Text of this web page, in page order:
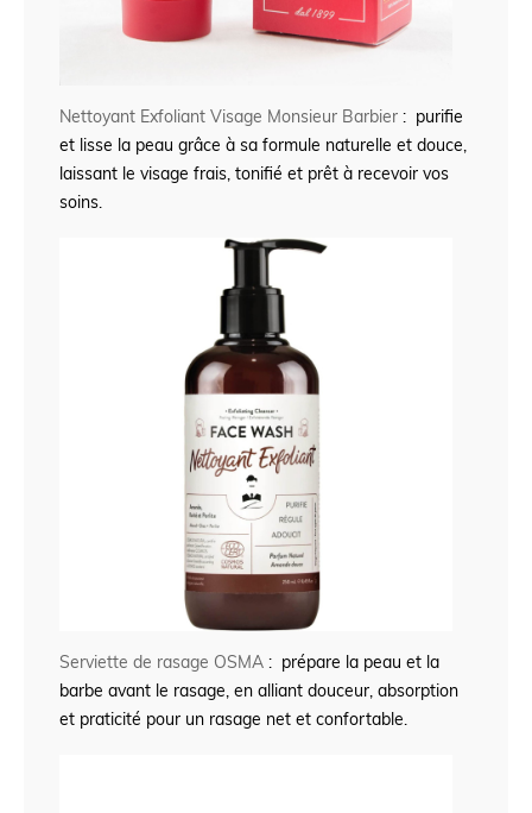
Nettoyant Exfoliant Visage Monsieur Barbier : purifie
et lisse la peau grâce à sa formule naturelle et douce,
laissant le visage frais, tonifié et prêt à recevoir vos
soins.
Serviette de rasage OSMA : prépare la peau et la
barbe avant le rasage, en alliant douceur, absorption
et praticité pour un rasage net et confortable.